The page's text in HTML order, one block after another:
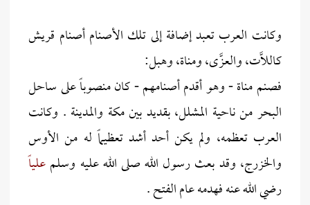
وكانت العرب تعبد إضافة إلى تلك الأصنام أصنام قريش
كاللاَّت، والعزَّى، ومناة، وهبل:
فصنم مناة - وهو أقدم أصنامهم - كان منصوباً على ساحل
البحر من ناحية المشلل، بقديد بين مكة والمدينة . وكانت
العرب تعظمه، ولم يكن أحد أشد تعظيماً له من الأوس
والخزرج، وقد بعث رسول الله صلى الله عليه وسلمعلياً
رضي الله عنه فهدمه عام الفتح .